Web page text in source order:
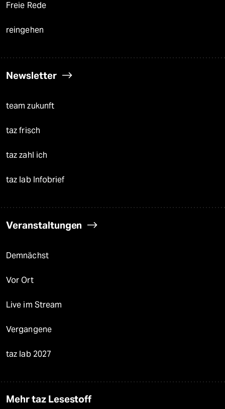
Freie Rede
reingehen
Newsletter
team zukunft
taz frisch
taz zahl ich
taz lab Infobrief
Veranstaltungen
Demnächst
Vor Ort
Live im Stream
Vergangene
taz lab 2027
Mehr taz Lesestoff